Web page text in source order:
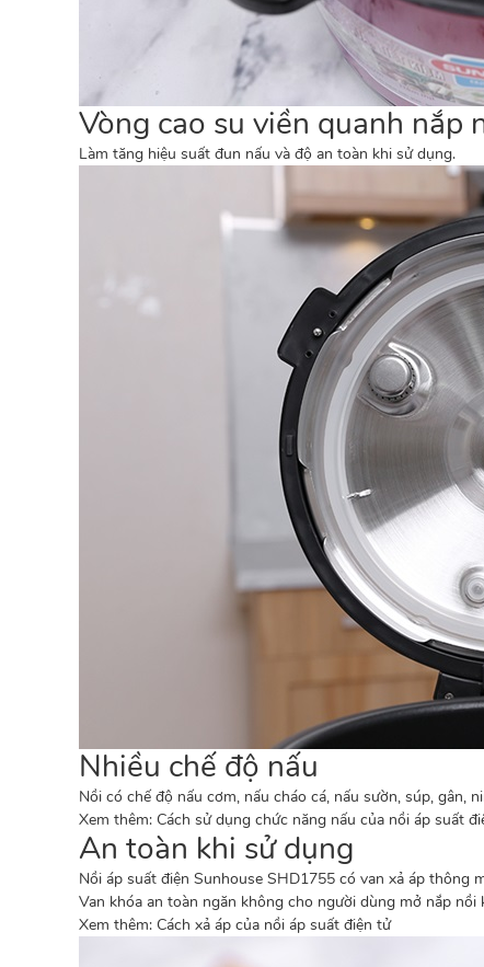
Vòng cao su viền quanh nắp
Làm tăng hiệu suất đun nấu và độ an toàn khi sử dụng.
Nhiều chế độ nấu
Nồi có chế độ nấu cơm, nấu cháo cá, nấu sườn, súp, gân,
Xem thêm: Cách sử dụng chức năng nấu của nồi áp suất
An toàn khi sử dụng
Nồi áp suất điện Sunhouse SHD1755 có van xả áp thông
Van khóa an toàn ngăn không cho người dùng mở nắp
Xem thêm: Cách xả áp của nồi áp suất điện tử